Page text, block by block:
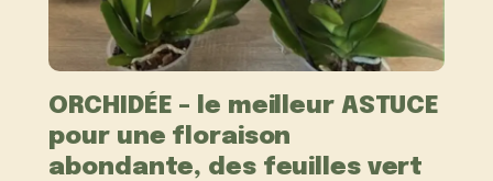
ORCHIDÉE – le meilleur ASTUCE
pour une floraison
abondante, des feuilles vert